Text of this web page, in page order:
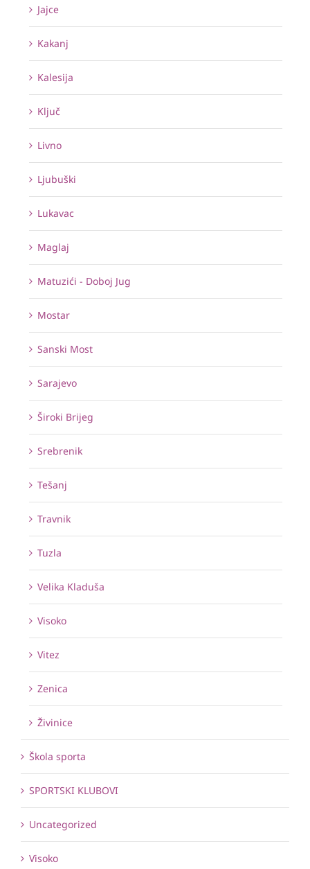
Jajce
Kakanj
Kalesija
Ključ
Livno
Ljubuški
Lukavac
Maglaj
Matuzići - Doboj Jug
Mostar
Sanski Most
Sarajevo
Široki Brijeg
Srebrenik
Tešanj
Travnik
Tuzla
Velika Kladuša
Visoko
Vitez
Zenica
Živinice
Škola sporta
SPORTSKI KLUBOVI
Uncategorized
Visoko